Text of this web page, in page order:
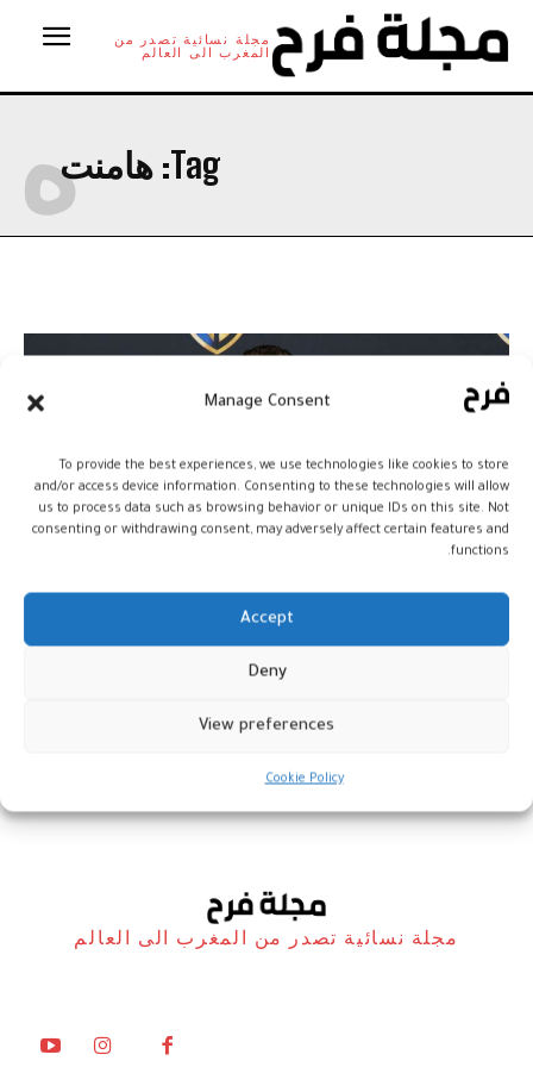
Manage Consent
To provide the best experiences, we use technologies like cookies to store
and/or access device information. Consenting to these technologies will allow
us to process data such as browsing behavior or unique IDs on this site. Not
consenting or withdrawing consent, may adversely affect certain features and
functions.
Accept
Deny
View preferences
Cookie Policy
مجلة نسائية تصدر من
المغرب الى العالم
Tag: هامنته
“وان باتل أفتر أناذر” يهيمن على
مجلة نسائية تصدر من المغرب الى العالم